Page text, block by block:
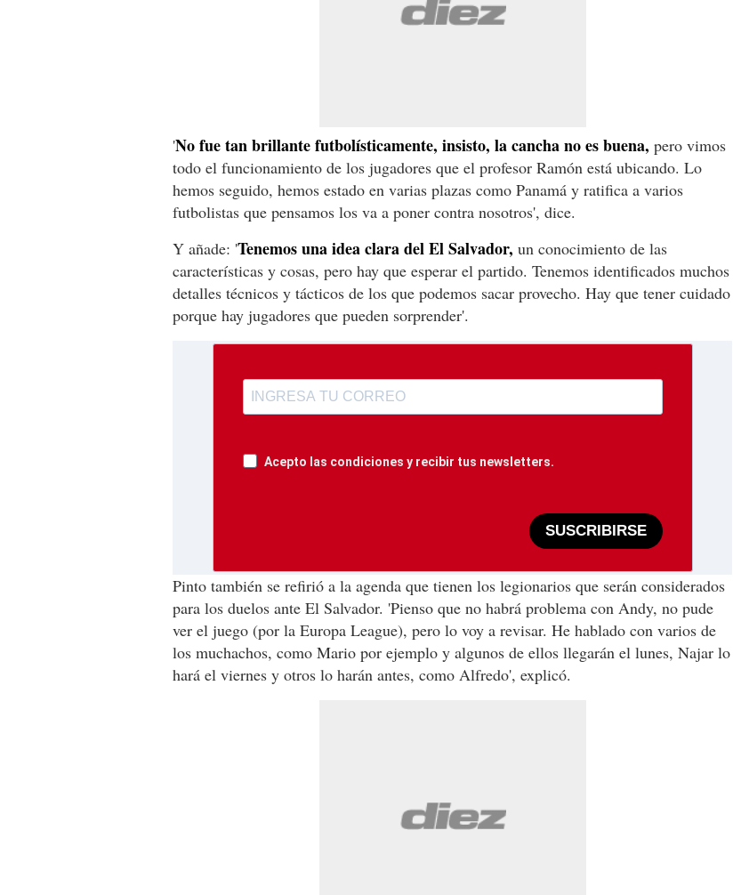
'No fue tan brillante futbolísticamente, insisto, la cancha no es buena, pero vimos
todo el funcionamiento de los jugadores que el profesor Ramón está ubicando. Lo
hemos seguido, hemos estado en varias plazas como Panamá y ratifica a varios
futbolistas que pensamos los va a poner contra nosotros', dice.
Y añade: 'Tenemos una idea clara del El Salvador, un conocimiento de las
características y cosas, pero hay que esperar el partido. Tenemos identificados muchos
detalles técnicos y tácticos de los que podemos sacar provecho. Hay que tener cuidado
porque hay jugadores que pueden sorprender'.
Acepto las condiciones y recibir tus newsletters.
SUSCRIBIRSE
Pinto también se refirió a la agenda que tienen los legionarios que serán considerados
para los duelos ante El Salvador. 'Pienso que no habrá problema con Andy, no pude
ver el juego (por la Europa League), pero lo voy a revisar. He hablado con varios de
los muchachos, como Mario por ejemplo y algunos de ellos llegarán el lunes, Najar lo
hará el viernes y otros lo harán antes, como Alfredo', explicó.